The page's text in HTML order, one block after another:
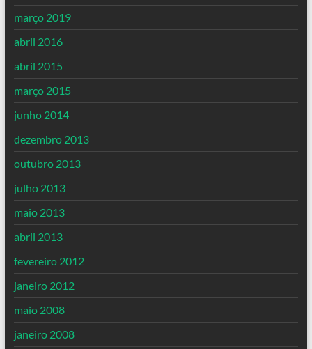
março 2019
abril 2016
abril 2015
março 2015
junho 2014
dezembro 2013
outubro 2013
julho 2013
maio 2013
abril 2013
fevereiro 2012
janeiro 2012
maio 2008
janeiro 2008